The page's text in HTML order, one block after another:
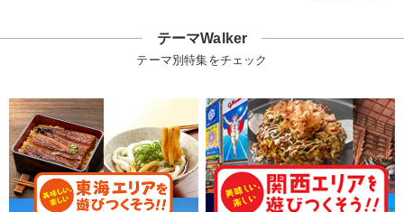
テーマWalker
テーマ別特集をチェック